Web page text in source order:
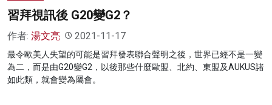
習拜視訊後 G20變G2？
作者: 湯文亮 2021-11-17
最令歐美人失望的可能是習拜發表聯合聲明之後，世界已經不是一變
為二，而是由G20變G2，以後那些什麼歐盟、北約、東盟及AUKUS諸
如此類，就會變為屬會。